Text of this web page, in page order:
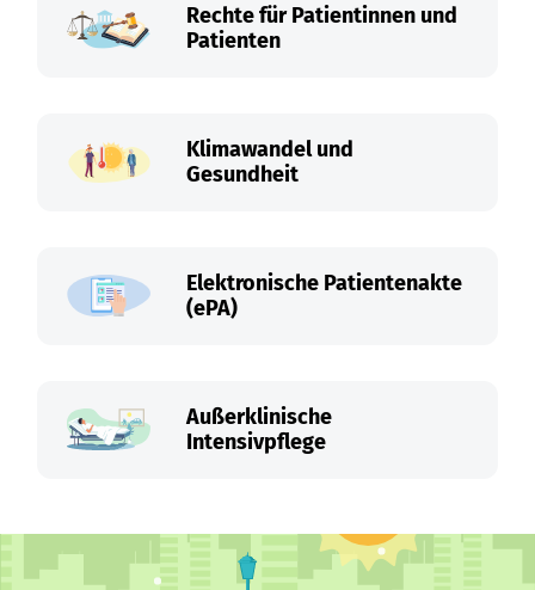
Rechte für Patientinnen und
Patienten
Klimawandel und
Gesundheit
Elektronische Patientenakte
(ePA)
Außerklinische
Intensivpflege